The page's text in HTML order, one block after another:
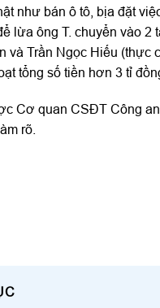
như bán ô tô, bịa đặt
lừa ông T. chuyển vào 2
và Trần Ngọc Hiếu (thực
tổng số tiền hơn 3 tỉ
Cơ quan CSĐT Công
rõ.